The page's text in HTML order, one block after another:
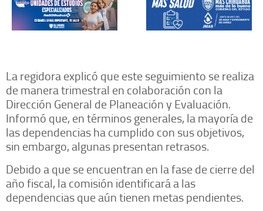
La regidora explicó que este seguimiento se realiza
de manera trimestral en colaboración con la
Dirección General de Planeación y Evaluación.
Informó que, en términos generales, la mayoría de
las dependencias ha cumplido con sus objetivos,
sin embargo, algunas presentan retrasos.
Debido a que se encuentran en la fase de cierre del
año fiscal, la comisión identificará a las
dependencias que aún tienen metas pendientes.